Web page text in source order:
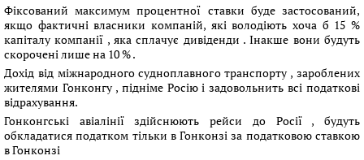
Фіксований максимум процентної ставки буде застосований,
якщо фактичні власники компаній, які володіють хоча б 15 %
капіталу компанії , яка сплачує дивіденди . Інакше вони будуть
скорочені лише на 10 % .
Дохід від міжнародного судноплавного транспорту , зароблених
жителями Гонконгу , підніме Росію і задовольнить всі податкові
відрахування.
Гонконгські авіалінії здійснюють рейси до Росії , будуть
обкладатися податком тільки в Гонконзі за податковою ставкою
в Гонконзі